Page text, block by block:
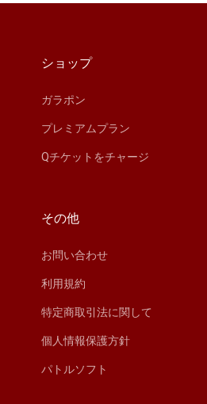
ショップ
ガラポン
プレミアムプラン
Qチケットをチャージ
その他
お問い合わせ
利用規約
特定商取引法に関して
個人情報保護方針
パトルソフト